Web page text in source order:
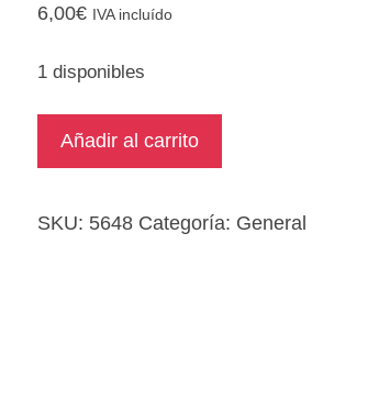
6,00€ IVA incluído
1 disponibles
Tomando
el
Añadir al carrito
SKU: 5648 Categoría: General